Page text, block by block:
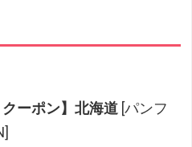
ーポン】北海道 [パンフ